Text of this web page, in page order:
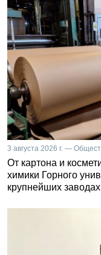
3 августа 2026 г. —
От картона и
химики Горного
крупнейших